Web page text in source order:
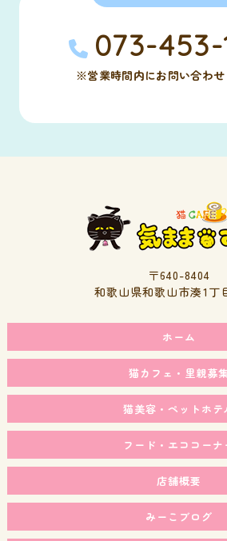
073-453-
※営業時間内にお問い合わせ
〒640-8404
和歌山県和歌山市湊1丁
ホーム
猫カフェ・里親募
猫美容・ペットホテ
フード・エココーナ
店舗概要
みーこブログ